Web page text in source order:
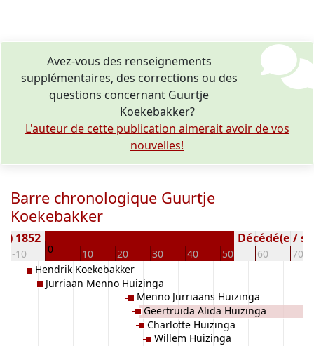
Avez-vous des renseignements
supplémentaires, des corrections ou des
questions concernant Guurtje
Koekebakker?
L'auteur de cette publication aimerait avoir de vos
nouvelles!
Barre chronologique Guurtje
Koekebakker
-10 0 10 20 30 40 50 60 70
1852 Décédé(e / s)
Hendrik Koekebakker
Jurriaan Menno Huizinga
Menno Jurriaans Huizinga
Geertruida Alida Huizinga
Charlotte Huizinga
Willem Huizinga